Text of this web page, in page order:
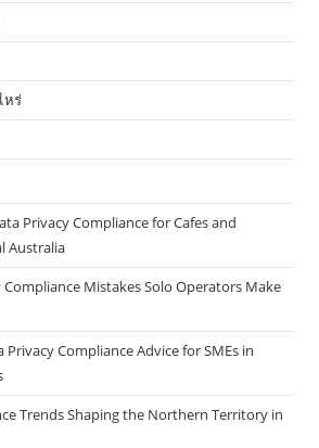
หร่
Privacy Compliance for Cafes and
Australia
Mistakes Solo Operators Make
Compliance Advice for SMEs in
Trends Shaping the Northern Territory in